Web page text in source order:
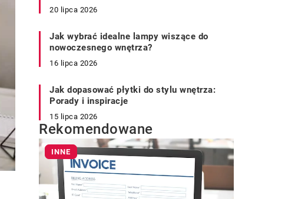
20 lipca 2026
Jak wybrać idealne lampy wiszące do
nowoczesnego wnętrza?
16 lipca 2026
Jak dopasować płytki do stylu wnętrza:
Porady i inspiracje
15 lipca 2026
Rekomendowane
INNE